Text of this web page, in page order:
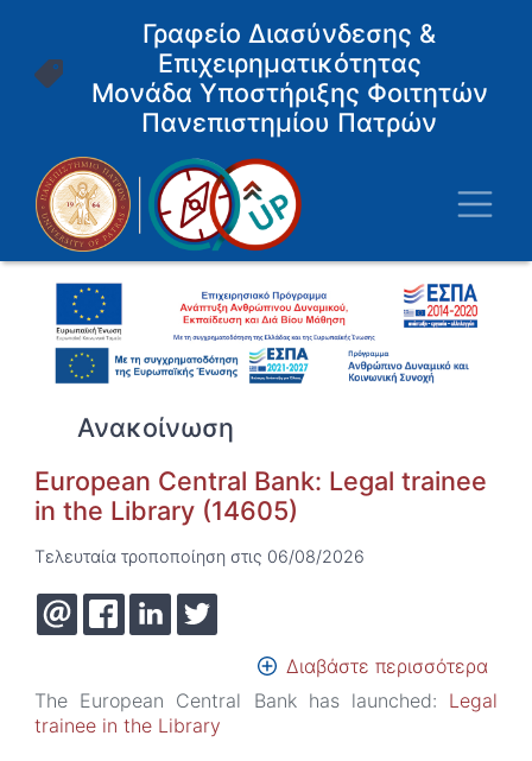
κυρίως
Γραφείο Διασύνδεσης &
Επιχειρηματικότητας
Μονάδα Υποστήριξης Φοιτητών
Πανεπιστημίου Πατρών
Ανακοίνωση
European Central Bank: Legal trainee
in the Library (14605)
Τελευταία τροποποίηση στις 06/08/2026
Διαβάστε περισσότερα
το
The European Central Bank has launched: Legal
trainee in the Library